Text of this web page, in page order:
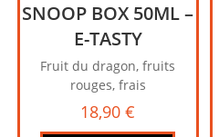
SNOOP BOX 50ML –
E-TASTY
Fruit du dragon, fruits
rouges, frais
18,90€